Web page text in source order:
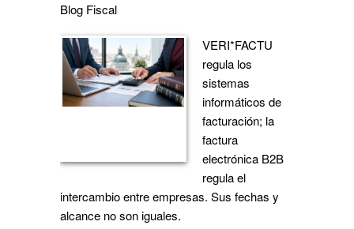
Blog Fiscal
VERI*FACTU
regula los
sistemas
informáticos de
facturación; la
factura
electrónica B2B
regula el
intercambio entre empresas. Sus fechas y
alcance no son iguales.